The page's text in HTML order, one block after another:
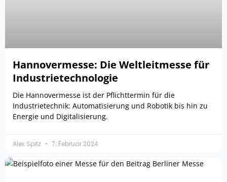
Hannovermesse: Die Weltleitmesse für
Industrietechnologie
Die Hannovermesse ist der Pflichttermin für die
Industrietechnik: Automatisierung und Robotik bis hin zu
Energie und Digitalisierung.
Alex Spitz 7. Februar 2024